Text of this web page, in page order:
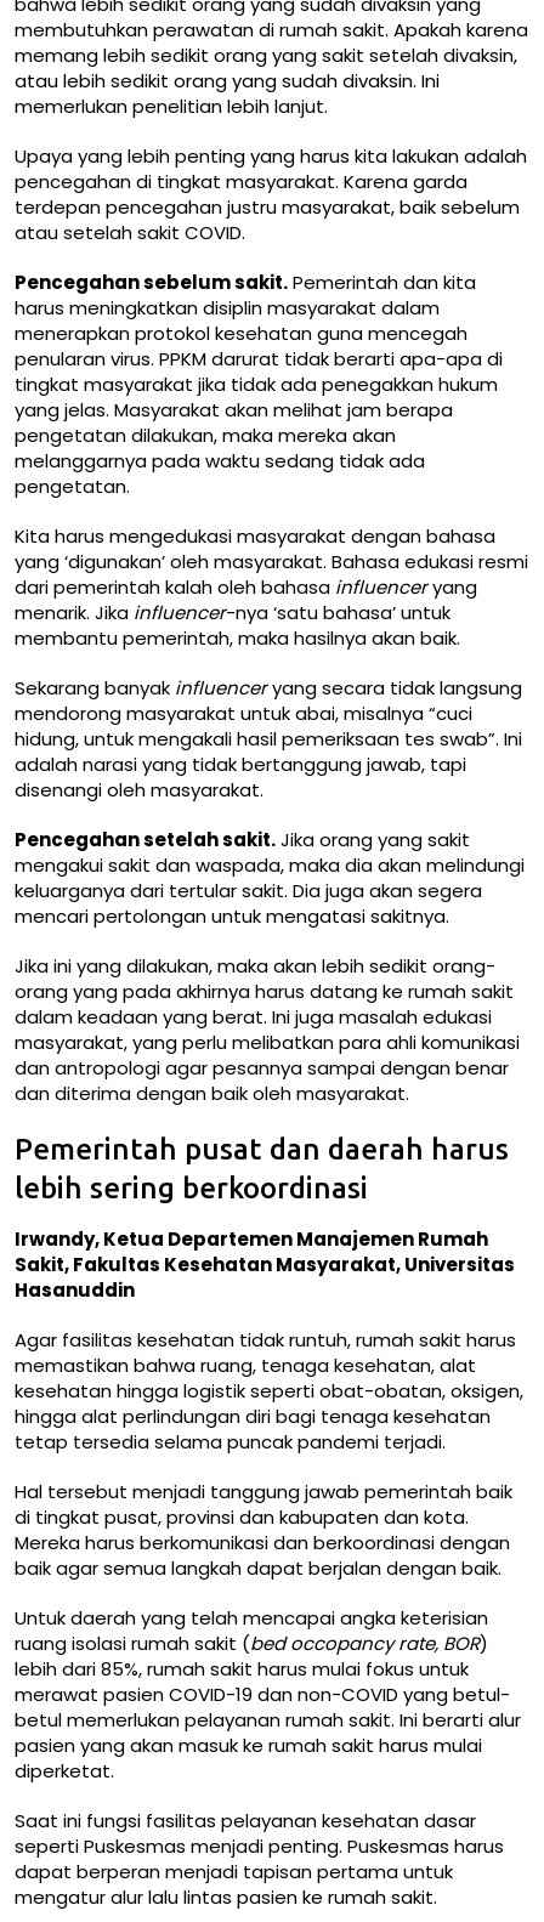
membutuhkan perawatan di rumah sakit. Apakah karena
memang lebih sedikit orang yang sakit setelah divaksin,
atau lebih sedikit orang yang sudah divaksin. Ini
memerlukan penelitian lebih lanjut.
Upaya yang lebih penting yang harus kita lakukan adalah
pencegahan di tingkat masyarakat. Karena garda
terdepan pencegahan justru masyarakat, baik sebelum
atau setelah sakit COVID.
Pencegahan sebelum sakit.Pemerintah dan kita
harus meningkatkan disiplin masyarakat dalam
menerapkan protokol kesehatan guna mencegah
penularan virus. PPKM darurat tidak berarti apa-apa di
tingkat masyarakat jika tidak ada penegakkan hukum
yang jelas. Masyarakat akan melihat jam berapa
pengetatan dilakukan, maka mereka akan
melanggarnya pada waktu sedang tidak ada
pengetatan.
Kita harus mengedukasi masyarakat dengan bahasa
yang ‘digunakan’ oleh masyarakat. Bahasa edukasi resmi
dari pemerintah kalah oleh bahasa influenceryang
menarik. Jika influencer-nya ‘satu bahasa’ untuk
membantu pemerintah, maka hasilnya akan baik.
Sekarang banyak influenceryang secara tidak langsung
mendorong masyarakat untuk abai, misalnya “cuci
hidung, untuk mengakali hasil pemeriksaan tes swab”. Ini
adalah narasi yang tidak bertanggung jawab, tapi
disenangi oleh masyarakat.
Pencegahan setelah sakit.Jika orang yang sakit
mengakui sakit dan waspada, maka dia akan melindungi
keluarganya dari tertular sakit. Dia juga akan segera
mencari pertolongan untuk mengatasi sakitnya.
Jika ini yang dilakukan, maka akan lebih sedikit orang-
orang yang pada akhirnya harus datang ke rumah sakit
dalam keadaan yang berat. Ini juga masalah edukasi
masyarakat, yang perlu melibatkan para ahli komunikasi
dan antropologi agar pesannya sampai dengan benar
dan diterima dengan baik oleh masyarakat.
Pemerintah pusat dan daerah harus
lebih sering berkoordinasi
Irwandy, Ketua Departemen Manajemen Rumah
Sakit, Fakultas Kesehatan Masyarakat, Universitas
Hasanuddin
Agar fasilitas kesehatan tidak runtuh, rumah sakit harus
memastikan bahwa ruang, tenaga kesehatan, alat
kesehatan hingga logistik seperti obat-obatan, oksigen,
hingga alat perlindungan diri bagi tenaga kesehatan
tetap tersedia selama puncak pandemi terjadi.
Hal tersebut menjadi tanggung jawab pemerintah baik
di tingkat pusat, provinsi dan kabupaten dan kota.
Mereka harus berkomunikasi dan berkoordinasi dengan
baik agar semua langkah dapat berjalan dengan baik.
Untuk daerah yang telah mencapai angka keterisian
ruang isolasi rumah sakit (bed occopancy rate, BOR)
lebih dari 85%, rumah sakit harus mulai fokus untuk
merawat pasien COVID-19 dan non-COVID yang betul-
betul memerlukan pelayanan rumah sakit. Ini berarti alur
pasien yang akan masuk ke rumah sakit harus mulai
diperketat.
Saat ini fungsi fasilitas pelayanan kesehatan dasar
seperti Puskesmas menjadi penting. Puskesmas harus
dapat berperan menjadi tapisan pertama untuk
mengatur alur lalu lintas pasien ke rumah sakit.